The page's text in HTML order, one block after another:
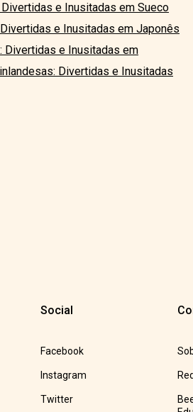
e Inusitadas em Sueco
e Inusitadas em Japonês
Divertidas e Inusitadas em
Divertidas e Inusitadas
Social
Facebook
Instagram
Twitter